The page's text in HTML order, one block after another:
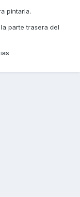
pintarla.
parte trasera del